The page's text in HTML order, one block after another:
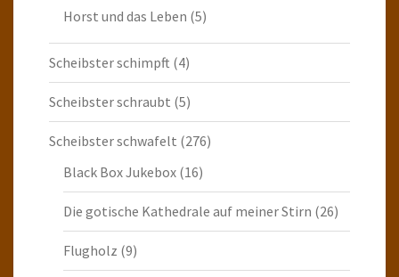
Horst und das Leben (5)
Scheibster schimpft (4)
Scheibster schraubt (5)
Scheibster schwafelt (276)
Black Box Jukebox (16)
Die gotische Kathedrale auf meiner Stirn (26)
Flugholz (9)